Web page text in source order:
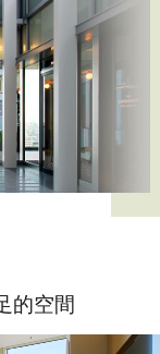
的空間